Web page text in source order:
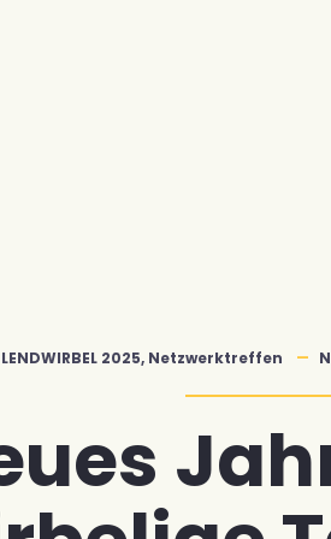
LENDWIRBEL 2025, Netzwerktreffen